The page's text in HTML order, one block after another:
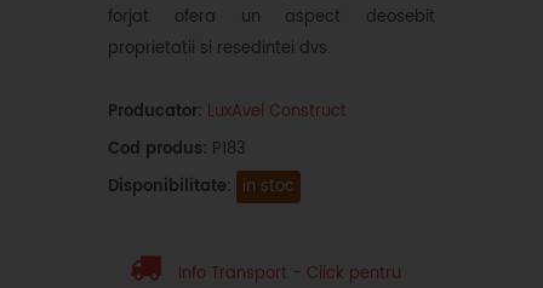
forjat ofera un aspect deosebit
proprietatii si resedintei dvs.
Producator: LuxAvel Construct
Cod produs: P183
Disponibilitate: in stoc
Info Transport - Click pentru